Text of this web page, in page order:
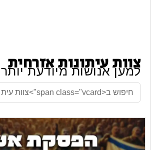
צוות עיתונות אזרחית
למען אנושות מיודעת יותר